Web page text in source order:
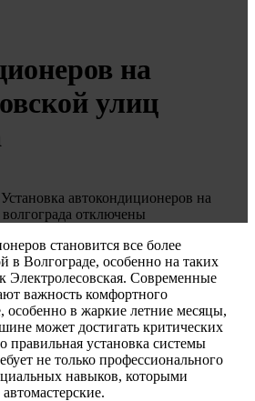
на
улиц
автокондиционеров на
отключены
становится все более
в Волгограде, особенно на таких
Электролесовская. Современные
важность комфортного
особенно в жаркие летние месяцы,
может достигать критических
правильная установка системы
не только профессионального
навыков, которыми